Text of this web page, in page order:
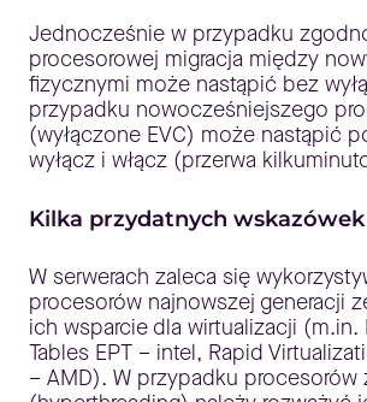
Jednocześnie w przypadku
procesorowej migracja między
fizycznymi może nastąpić bez
przypadku nowocześniejszego
(wyłączone EVC) może nastąpić
wyłącz i włącz (przerwa
Kilka przydatnych wskazówek
W serwerach zaleca się
procesorów najnowszej generacji
ich wsparcie dla wirtualizacji (m.in.
Tables EPT – intel, Rapid
– AMD). W przypadku procesorów